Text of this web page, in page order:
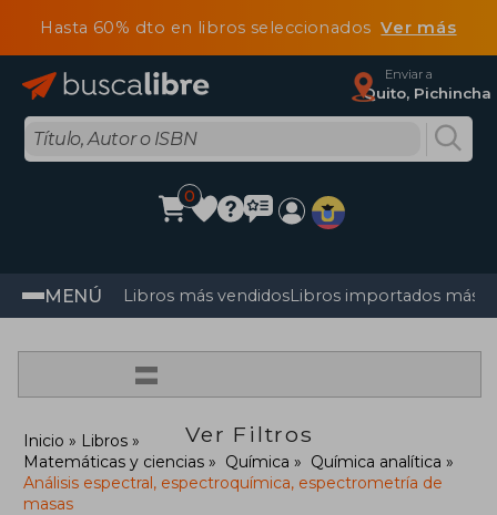
Hasta 60% dto en libros seleccionadosVer más
Enviar a
Quito, Pichincha
0
MENÚ Libros más vendidosLibros importados más
=
Ver Filtros
Inicio
Libros
Matemáticas y ciencias
Química
Química analítica
Análisis espectral, espectroquímica, espectrometría de
masas